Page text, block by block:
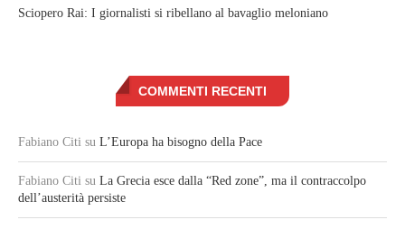
Sciopero Rai: I giornalisti si ribellano al bavaglio meloniano
COMMENTI RECENTI
Fabiano Citi su L’Europa ha bisogno della Pace
Fabiano Citi su La Grecia esce dalla “Red zone”, ma il contraccolpo
dell’austerità persiste